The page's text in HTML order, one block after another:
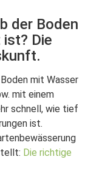
der Boden
Die
mit Wasser
mit einem
schnell, wie tief
ist.
Die richtige